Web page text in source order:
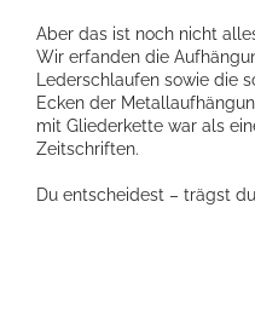
Aber das ist noch nicht
Wir erfanden die
Lederschlaufen sowie die
Ecken der
mit Gliederkette war als
Zeitschriften.
Du entscheidest – trägst